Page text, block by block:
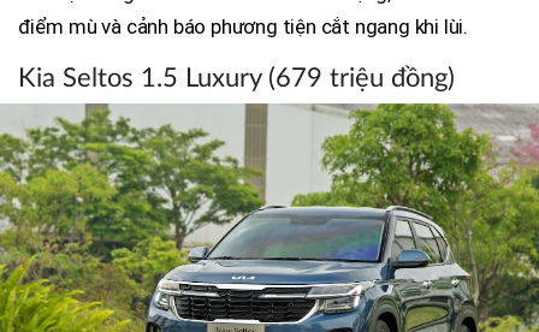
điểm mù và cảnh báo phương tiện cắt ngang khi lùi.
Kia Seltos 1.5 Luxury (679 triệu đồng)